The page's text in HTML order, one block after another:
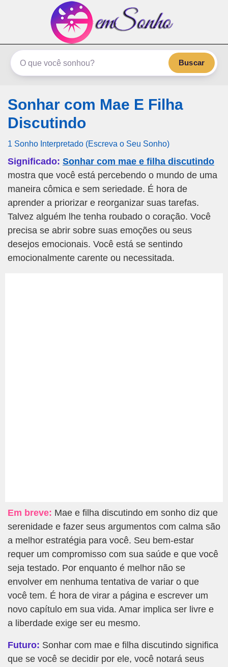
emSonho.com
Os sonhos significam mais
Buscar
Sonhar com Mae E Filha
Discutindo
1 Sonho Interpretado (Escreva o Seu Sonho)
Significado: Sonhar com mae e filha discutindo
mostra que você está percebendo o mundo de uma
maneira cômica e sem seriedade. É hora de
aprender a priorizar e reorganizar suas tarefas.
Talvez alguém lhe tenha roubado o coração. Você
precisa se abrir sobre suas emoções ou seus
desejos emocionais. Você está se sentindo
emocionalmente carente ou necessitada.
Em breve: Mae e filha discutindo em sonho diz que
serenidade e fazer seus argumentos com calma são
a melhor estratégia para você. Seu bem-estar
requer um compromisso com sua saúde e que você
seja testado. Por enquanto é melhor não se
envolver em nenhuma tentativa de variar o que
você tem. É hora de virar a página e escrever um
novo capítulo em sua vida. Amar implica ser livre e
a liberdade exige ser eu mesmo.
Futuro: Sonhar com mae e filha discutindo significa
que se você se decidir por ele, você notará seus